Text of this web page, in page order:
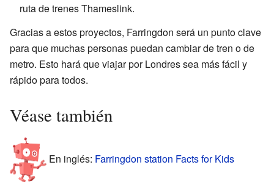
ruta de trenes Thameslink.
Gracias a estos proyectos, Farringdon será un punto clave
para que muchas personas puedan cambiar de tren o de
metro. Esto hará que viajar por Londres sea más fácil y
rápido para todos.
Véase también
En inglés: Farringdon station Facts for Kids